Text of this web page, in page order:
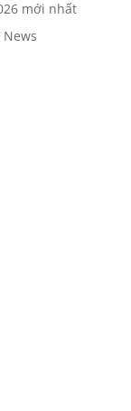
mới nhất